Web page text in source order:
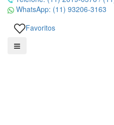
WhatsApp: (11) 93206-3163
Favoritos